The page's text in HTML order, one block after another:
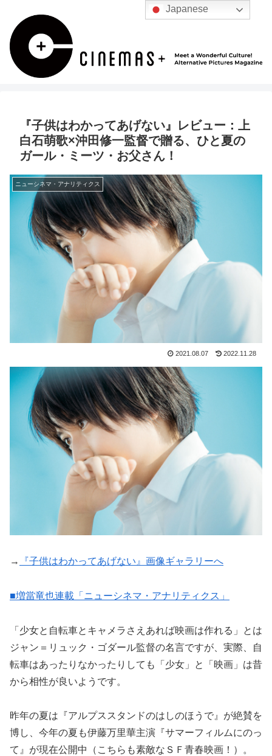
『子供はわかってあげない』レビュー：上
白石萌歌×沖田修一監督で贈る、ひと夏の
ガール・ミーツ・お父さん！
ニューシネマ・アナリティクス
2021.08.07 2022.11.28
→ 『子供はわかってあげない』画像ギャラリーへ
■増當竜也連載「ニューシネマ・アナリティクス」
「少女と自転車とキャメラさえあれば映画は作れる」とは
ジャン＝リュック・ゴダール監督の名言ですが、実際、自
転車はあったりなかったりしても「少女」と「映画」は昔
から相性が良いようです。
昨年の夏は『アルプススタンドのはしのほうで』が絶賛を
博し、今年の夏も伊藤万里華主演『サマーフィルムにのっ
て』が現在公開中（こちらも素敵なＳＦ青春映画！）。
Japanese